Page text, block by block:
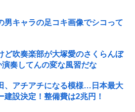
男キャラの足コキ画像でシコって
ど吹奏楽部が大塚愛のさくらんぼ
奏してんの変な風習だな
、アチアチになる模様…日本最大
設決定！整備費は2兆円！